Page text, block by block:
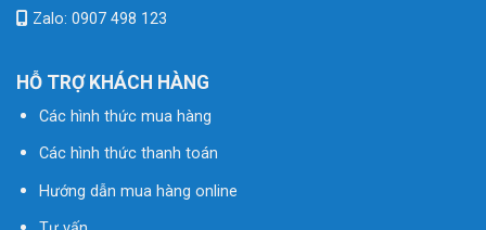
Zalo: 0907 498 123
HỖ TRỢ KHÁCH HÀNG
Các hình thức mua hàng
Các hình thức thanh toán
Hướng dẫn mua hàng online